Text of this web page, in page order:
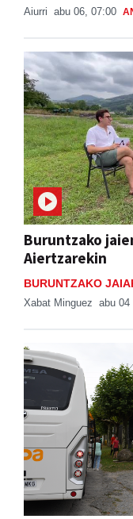
Aiurri abu 06, 07:00
Buruntzako
Aiertzarekin
BURUNTZAKO
Xabat Minguez abu 04